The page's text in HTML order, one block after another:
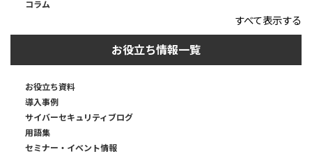
コラム
すべて表示する
お役立ち情報一覧
お役立ち資料
導入事例
サイバーセキュリティブログ
用語集
セミナー・イベント情報